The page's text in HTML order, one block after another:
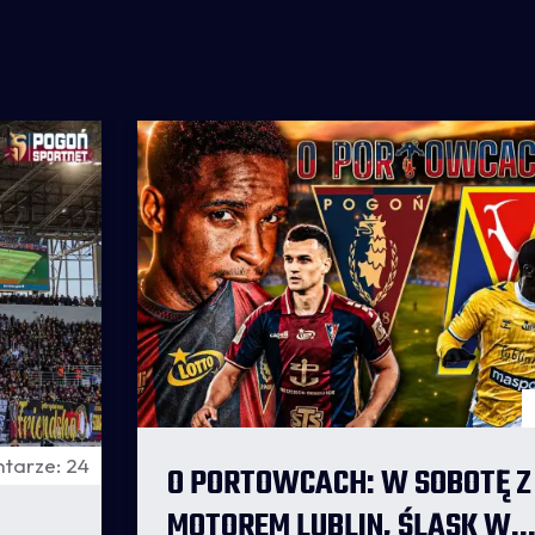
24
O PORTOWCACH: W SOBOTĘ Z